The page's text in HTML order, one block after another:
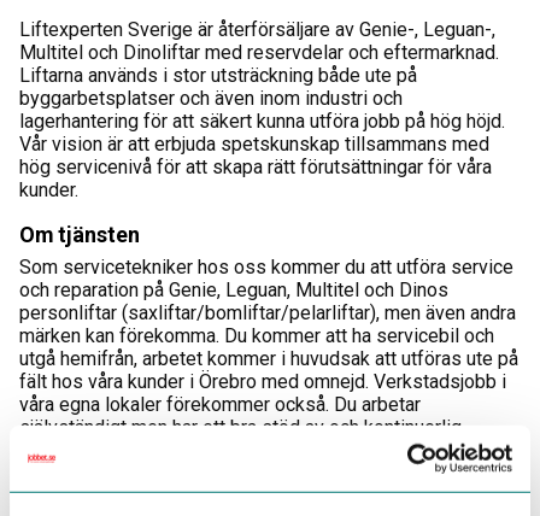
Liftexperten Sverige är återförsäljare av Genie-, Leguan-,
Multitel och Dinoliftar med reservdelar och eftermarknad.
Liftarna används i stor utsträckning både ute på
byggarbetsplatser och även inom industri och
lagerhantering för att säkert kunna utföra jobb på hög höjd.
Vår vision är att erbjuda spetskunskap tillsammans med
hög servicenivå för att skapa rätt förutsättningar för våra
kunder.
Om tjänsten
Som servicetekniker hos oss kommer du att utföra service
och reparation på Genie, Leguan, Multitel och Dinos
personliftar (saxliftar/bomliftar/pelarliftar), men även andra
märken kan förekomma. Du kommer att ha servicebil och
utgå hemifrån, arbetet kommer i huvudsak att utföras ute på
fält hos våra kunder i Örebro med omnejd. Verkstadsjobb i
våra egna lokaler förekommer också. Du arbetar
självständigt men har ett bra stöd av och kontinuerlig
kontakt med dina kollegor runtom i Sverige.
Som ny hos oss kommer du självklart att erbjudas en